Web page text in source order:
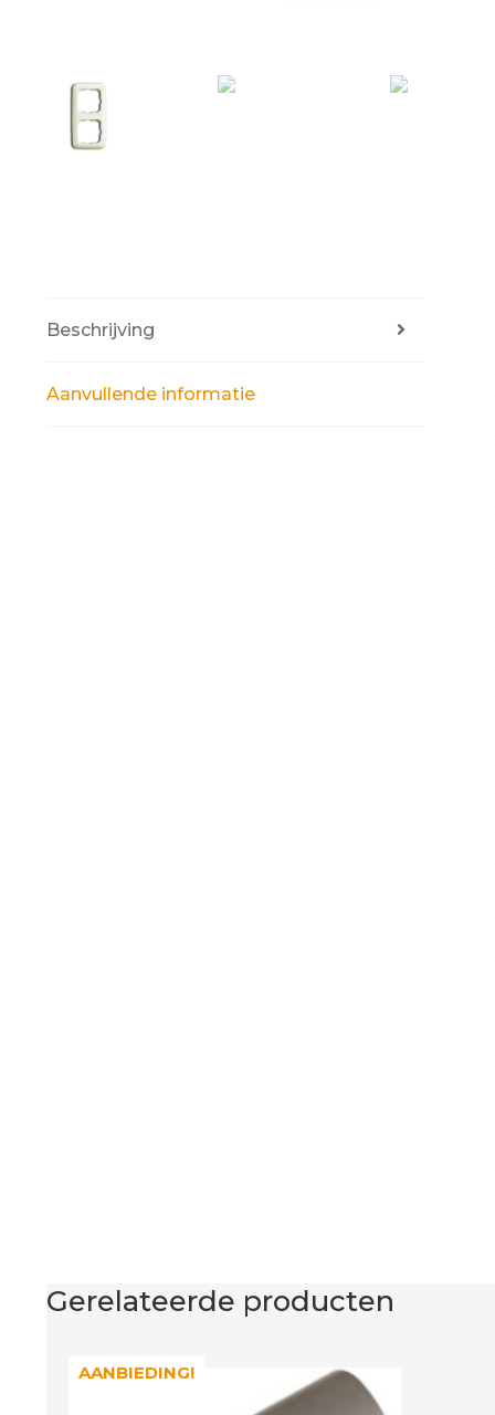
Beschrijving
Aanvullende informatie
Gerelateerde producten
AANBIEDING!
AANBIEDING!